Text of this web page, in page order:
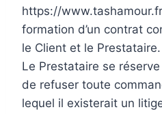
https://
formation d’un contrat
le Client et le Prestataire.
Le Prestataire se
de refuser toute
lequel il existerait un